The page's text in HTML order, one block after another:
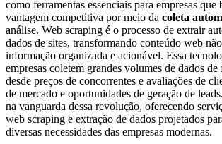
como ferramentas essenciais para empresas que
vantagem competitiva por meio da coleta
análise. Web scraping é o processo de extrair
dados de sites, transformando conteúdo web
informação organizada e acionável. Essa
empresas coletem grandes volumes de dados
desde preços de concorrentes e avaliações de
de mercado e oportunidades de geração de
na vanguarda dessa revolução, oferecendo
web scraping e extração de dados projetados
diversas necessidades das empresas modernas.